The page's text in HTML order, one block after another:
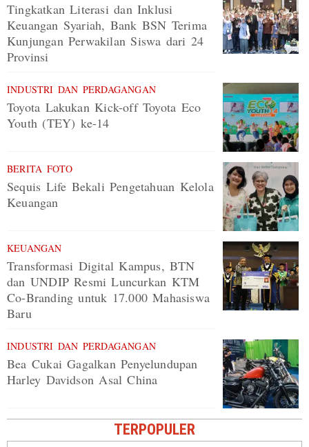
Tingkatkan Literasi dan Inklusi
Keuangan Syariah, Bank BSN Terima
Kunjungan Perwakilan Siswa dari 24
Provinsi
INDUSTRI DAN PERDAGANGAN
Toyota Lakukan Kick-off Toyota Eco
Youth (TEY) ke-14
BERITA FOTO
Sequis Life Bekali Pengetahuan Kelola
Keuangan
KEUANGAN
Transformasi Digital Kampus, BTN
dan UNDIP Resmi Luncurkan KTM
Co-Branding untuk 17.000 Mahasiswa
Baru
INDUSTRI DAN PERDAGANGAN
Bea Cukai Gagalkan Penyelundupan
Harley Davidson Asal China
TERPOPULER